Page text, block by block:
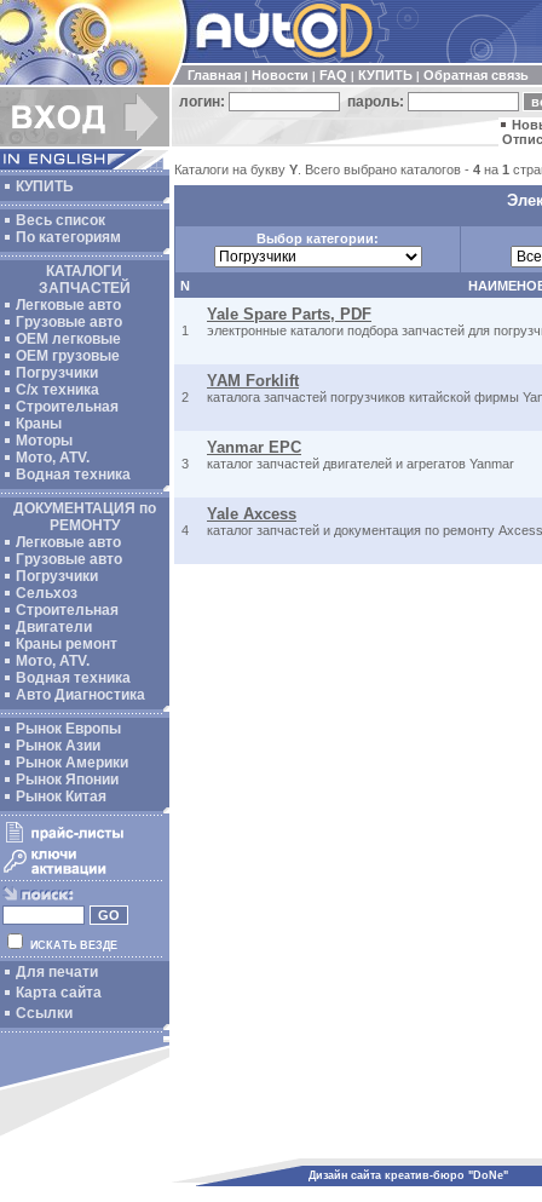
Главная Новости FAQ КУПИТЬ Обратная связь
логин: пароль:
КУПИТЬ
Весь список
По категориям
КАТАЛОГИ
ЗАПЧАСТЕЙ
Легковые авто
Грузовые авто
ОЕМ легковые
OEM грузовые
Погрузчики
С/х техника
Строительная
Краны
Моторы
Мото, ATV.
Водная техника
ДОКУМЕНТАЦИЯ по
РЕМОНТУ
Легковые авто
Грузовые авто
Погрузчики
Сельхоз
Строительная
Двигатели
Краны ремонт
Мото, ATV.
Водная техника
Авто Диагностика
Рынок Европы
Рынок Азии
Рынок Америки
Рынок Японии
Рынок Китая
ИСКАТЬ ВЕЗДЕ
Для печати
Карта сайта
Ссылки
Каталоги на букву Y . Всего выбрано каталогов - 4 на 1
Выбор категории:
N
1
Yale Spare Parts, PDF
электронные каталоги подбора запчастей для
2
YAM Forklift
каталога запчастей погрузчиков китайской фирмы
3
Yanmar EPC
каталог запчастей двигателей и агрегатов Yanmar
4
Yale Axcess
каталог запчастей и документация по ремонту
Дизайн сайта креатив-бюро "DoNe"